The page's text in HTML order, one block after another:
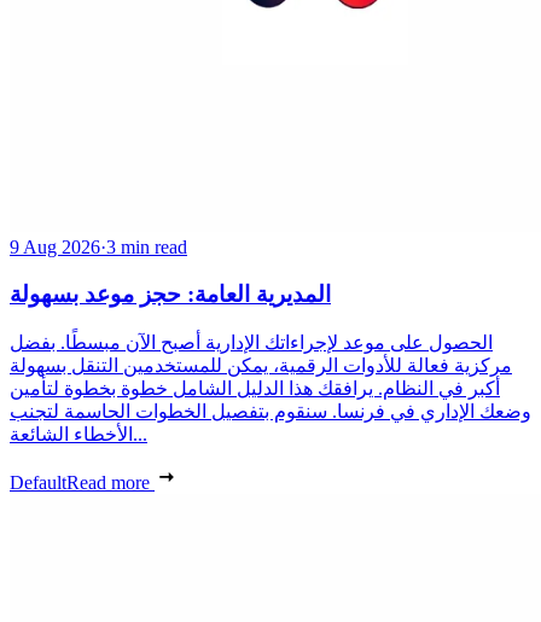
9 Aug 2026·3 min read
المديرية العامة: حجز موعد بسهولة
الحصول على موعد لإجراءاتك الإدارية أصبح الآن مبسطًا. بفضل
مركزية فعالة للأدوات الرقمية، يمكن للمستخدمين التنقل بسهولة
أكبر في النظام. يرافقك هذا الدليل الشامل خطوة بخطوة لتأمين
وضعك الإداري في فرنسا. سنقوم بتفصيل الخطوات الحاسمة لتجنب
الأخطاء الشائعة...
DefaultRead more